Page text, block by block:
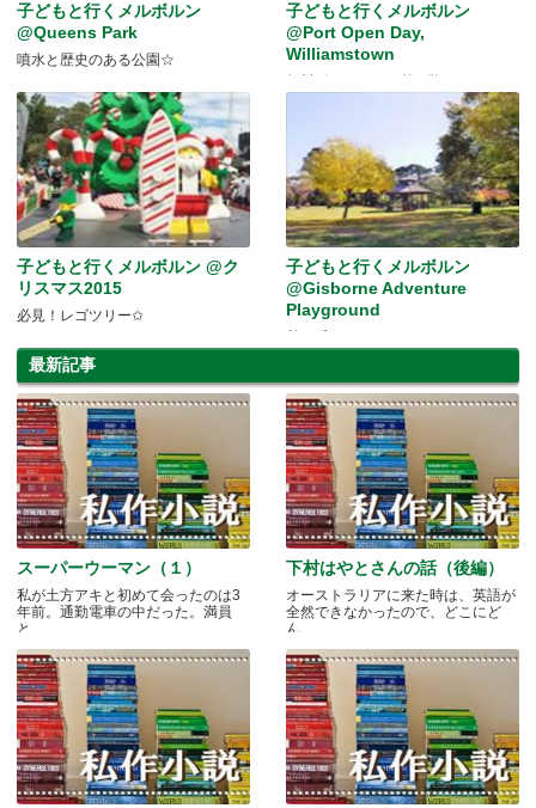
子どもと行くメルボルン
@Queens Park
噴水と歴史のある公園☆
子どもと行くメルボルン
@Port Open Day,
Williamstown
子どもと行くメルボルン @ク
リスマス2015
必見！レゴツリー✩
子どもと行くメルボルン
@Gisborne Adventure
Playground
最新記事
スーパーウーマン（１）
私が土方アキと初めて会ったのは3
年前。通勤電車の中だった。満員
と.....
下村はやとさんの話（後編）
オーストラリアに来た時は、英語が
全然できなかったので、どこにど
ん.....